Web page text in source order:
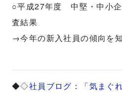
○平成27年度 中堅・中小
査結果
→今年の新入社員の傾向を
◆◇社員ブログ：「気まぐ